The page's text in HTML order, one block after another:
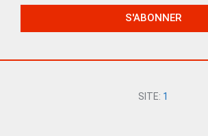
S'ABONNER
SITE: 1